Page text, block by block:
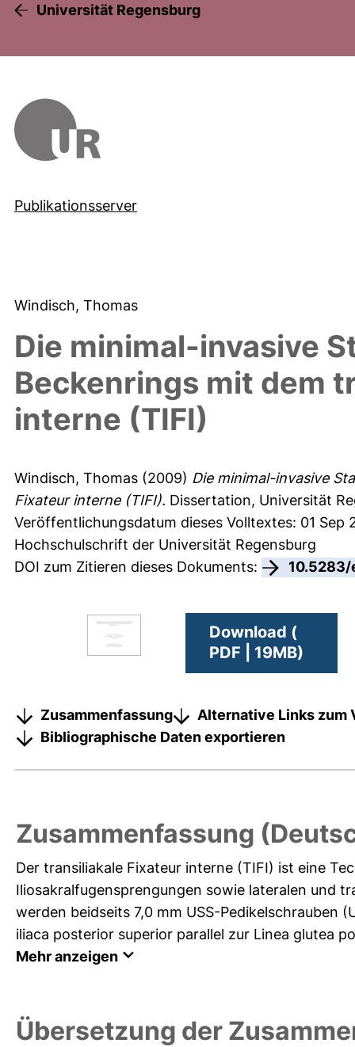
Universität Regensburg
Publikationsserver
Windisch, Thomas
Die minimal-invasive
Beckenrings mit dem
interne (TIFI)
Windisch, Thomas (2009) Die minimal-invasive
Fixateur interne (TIFI). Dissertation, Universität
Veröffentlichungsdatum dieses Volltextes: 01 Sep
Hochschulschrift der Universität Regensburg
DOI zum Zitieren dieses Dokuments:
10.5283/
Download (
PDF | 19MB)
Zusammenfassung
Alternative Links zum
Bibliographische Daten exportieren
Zusammenfassung
Der transiliakale Fixateur interne (TIFI) ist eine
Iliosakralfugensprengungen sowie lateralen und
werden beidseits 7,0 mm USS-Pedikelschrauben
iliaca posterior superior parallel zur Linea glutea
Mehr anzeigen
Übersetzung der